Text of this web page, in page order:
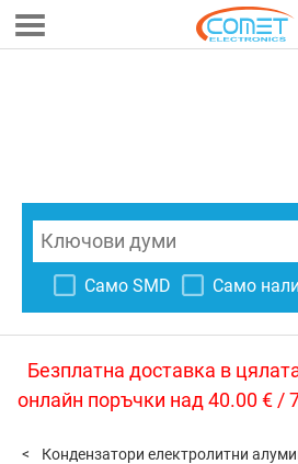
Само SMD Само
Безплатна доставка в
онлайн поръчки над 40.00 € /
Кондензатори електролитни